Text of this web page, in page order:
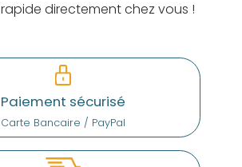
directement chez vous !
Paiement sécurisé
Carte Bancaire / PayPal